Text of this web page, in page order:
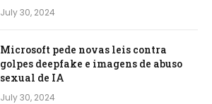
July 30, 2024
Microsoft pede novas leis contra
golpes deepfake e imagens de abuso
sexual de IA
July 30, 2024